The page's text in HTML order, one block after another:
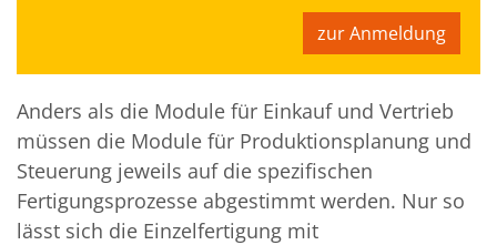
zur Anmeldung
Anders als die Module für Einkauf und Vertrieb
müssen die Module für Produktionsplanung und
Steuerung jeweils auf die spezifischen
Fertigungsprozesse abgestimmt werden. Nur so
lässt sich die Einzelfertigung mit